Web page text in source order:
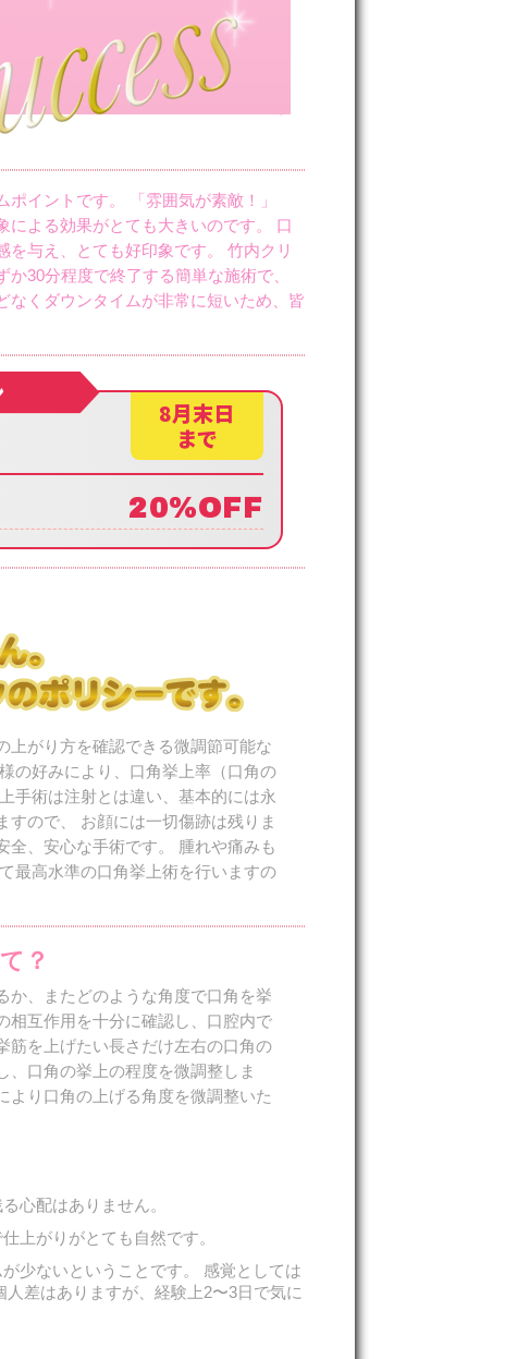
イントです。 「雰囲気が素敵！」
よる効果がとても大きいのです。 口
与え、とても好印象です。 竹内クリ
30分程度で終了する簡単な施術で、
なくダウンタイムが非常に短いため、皆
8月末日
まで
20%OFF
上がり方を確認できる微調節可能な
の好みにより、口角挙上率（口角の
手術は注射とは違い、基本的には永
ので、 お顔には一切傷跡は残りま
、安心な手術です。 腫れや痛みも
最高水準の口角挙上術を行いますの
？
か、またどのような角度で口角を挙
相互作用を十分に確認し、口腔内で
筋を上げたい長さだけ左右の口角の
口角の挙上の程度を微調整しま
より口角の上げる角度を微調整いた
心配はありません。
上がりがとても自然です。
少ないということです。 感覚としては
差はありますが、経験上2〜3日で気に